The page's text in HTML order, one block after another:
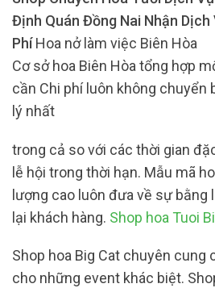
Định Quán Đồng Nai Nhận Dịch
PhíHoa nở làm việc Biên Hòa
Cơ sở hoa Biên Hòa tổng hợp
cần Chi phí luôn không chuyển
lý nhất
trong cả so với các thời gian
lễ hội trong thời hạn. Mẫu mã
lượng cao luôn đưa về sự bằng
lại khách hàng. Shop hoa Tuoi
Shop hoa Big Cat chuyên cung
cho những event khác biệt.